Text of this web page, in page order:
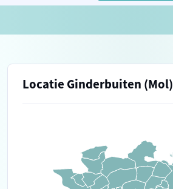
Locatie Ginderbuiten (Mol)